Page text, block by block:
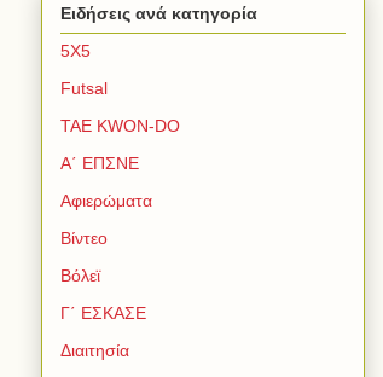
Ειδήσεις ανά κατηγορία
5Χ5
Futsal
TAE KWON-DO
Α΄ ΕΠΣΝΕ
Αφιερώματα
Βίντεο
Βόλεϊ
Γ΄ ΕΣΚΑΣΕ
Διαιτησία